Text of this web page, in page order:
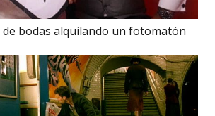
bodas alquilando un fotomatón